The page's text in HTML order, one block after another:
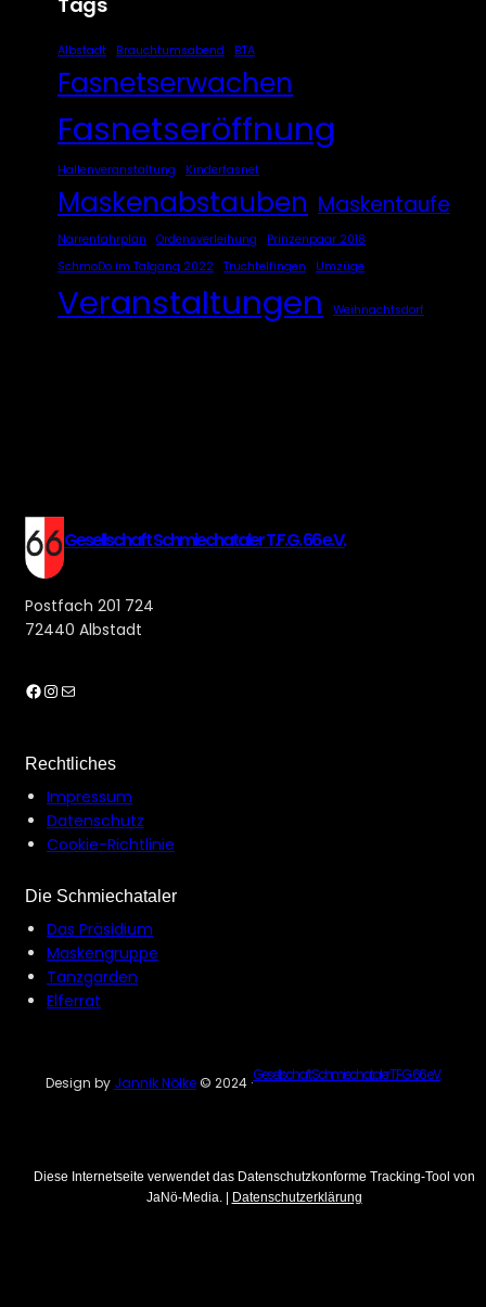
Albstadt Brauchtumsabend BTA
Fasnetserwachen
Fasnetseröffnung
Hallenveranstaltung Kinderfasnet
Maskenabstauben Maskentaufe
Narrenfahrplan Ordensverleihung
Prinzenpaar 2018
SchmoDo im Talgang 2022 Truchtelfingen Umzüge
Veranstaltungen Weihnachtsdorf
Gesellschaft Schmiechataler T.F.G. 66 e.V.
Postfach 201 724
72440 Albstadt
Facebook InstagramE-Mail
Rechtliches
Impressum
Datenschutz
Cookie-Richtlinie
Die Schmiechataler
Das Präsidium
Maskengruppe
Tanzgarden
Elferrat
Design by Jannik Nölke© 2024 ·Gesellschaft Schmiechataler T.F.G. 66 e.V.
Diese Internetseite verwendet das Datenschutzkonforme Tracking-Tool von
JaNö-Media. | Datenschutzerklärung